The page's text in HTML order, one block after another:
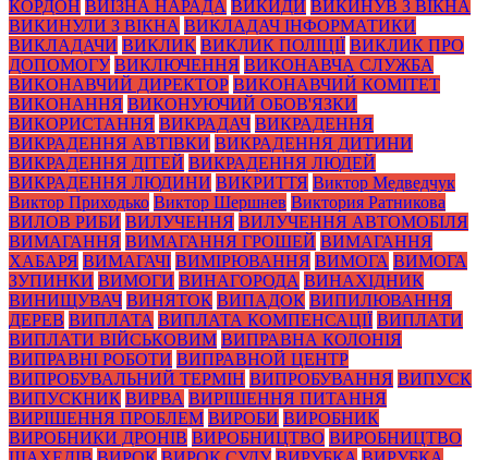
КОРДОН ВИЇЗНА НАРАДА ВИКИДИ ВИКИНУВ З ВІКНА
ВИКИНУЛИ З ВІКНА ВИКЛАДАЧ ІНФОРМАТИКИ
ВИКЛАДАЧИ ВИКЛИК ВИКЛИК ПОЛІЦІЇ ВИКЛИК ПРО
ДОПОМОГУ ВИКЛЮЧЕННЯ ВИКОНАВЧА СЛУЖБА
ВИКОНАВЧИЙ ДИРЕКТОР ВИКОНАВЧИЙ КОМІТЕТ
ВИКОНАННЯ ВИКОНУЮЧИЙ ОБОВ'ЯЗКИ
ВИКОРИСТАННЯ ВИКРАДАЧ ВИКРАДЕННЯ
ВИКРАДЕННЯ АВТІВКИ ВИКРАДЕННЯ ДИТИНИ
ВИКРАДЕННЯ ДІТЕЙ ВИКРАДЕННЯ ЛЮДЕЙ
ВИКРАДЕННЯ ЛЮДИНИ ВИКРИТТЯ Виктор Медведчук
Виктор Приходько Виктор Шершнев Виктория Ратникова
ВИЛОВ РИБИ ВИЛУЧЕННЯ ВИЛУЧЕННЯ АВТОМОБІЛЯ
ВИМАГАННЯ ВИМАГАННЯ ГРОШЕЙ ВИМАГАННЯ
ХАБАРЯ ВИМАГАЧІ ВИМІРЮВАННЯ ВИМОГА ВИМОГА
ЗУПИНКИ ВИМОГИ ВИНАГОРОДА ВИНАХІДНИК
ВИНИЩУВАЧ ВИНЯТОК ВИПАДОК ВИПИЛЮВАННЯ
ДЕРЕВ ВИПЛАТА ВИПЛАТА КОМПЕНСАЦІЇ ВИПЛАТИ
ВИПЛАТИ ВІЙСЬКОВИМ ВИПРАВНА КОЛОНІЯ
ВИПРАВНІ РОБОТИ ВИПРАВНОЙ ЦЕНТР
ВИПРОБУВАЛЬНИЙ ТЕРМІН ВИПРОБУВАННЯ ВИПУСК
ВИПУСКНИК ВИРВА ВИРІШЕННЯ ПИТАННЯ
ВИРІШЕННЯ ПРОБЛЕМ ВИРОБИ ВИРОБНИК
ВИРОБНИКИ ДРОНІВ ВИРОБНИЦТВО ВИРОБНИЦТВО